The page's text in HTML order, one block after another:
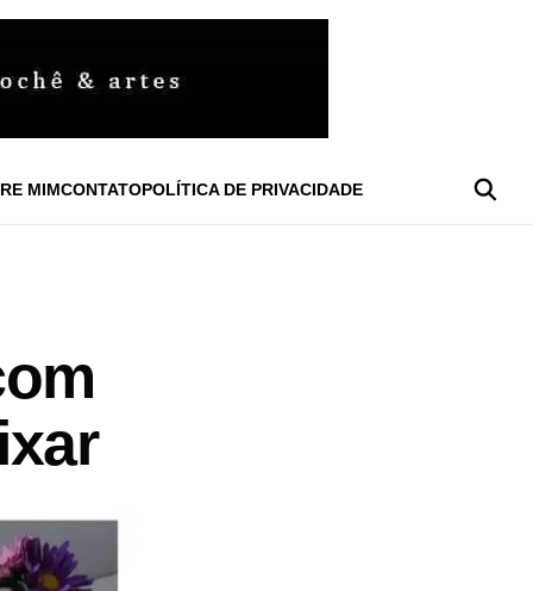
MIMCONTATOPOLÍTICA DE PRIVACIDADE